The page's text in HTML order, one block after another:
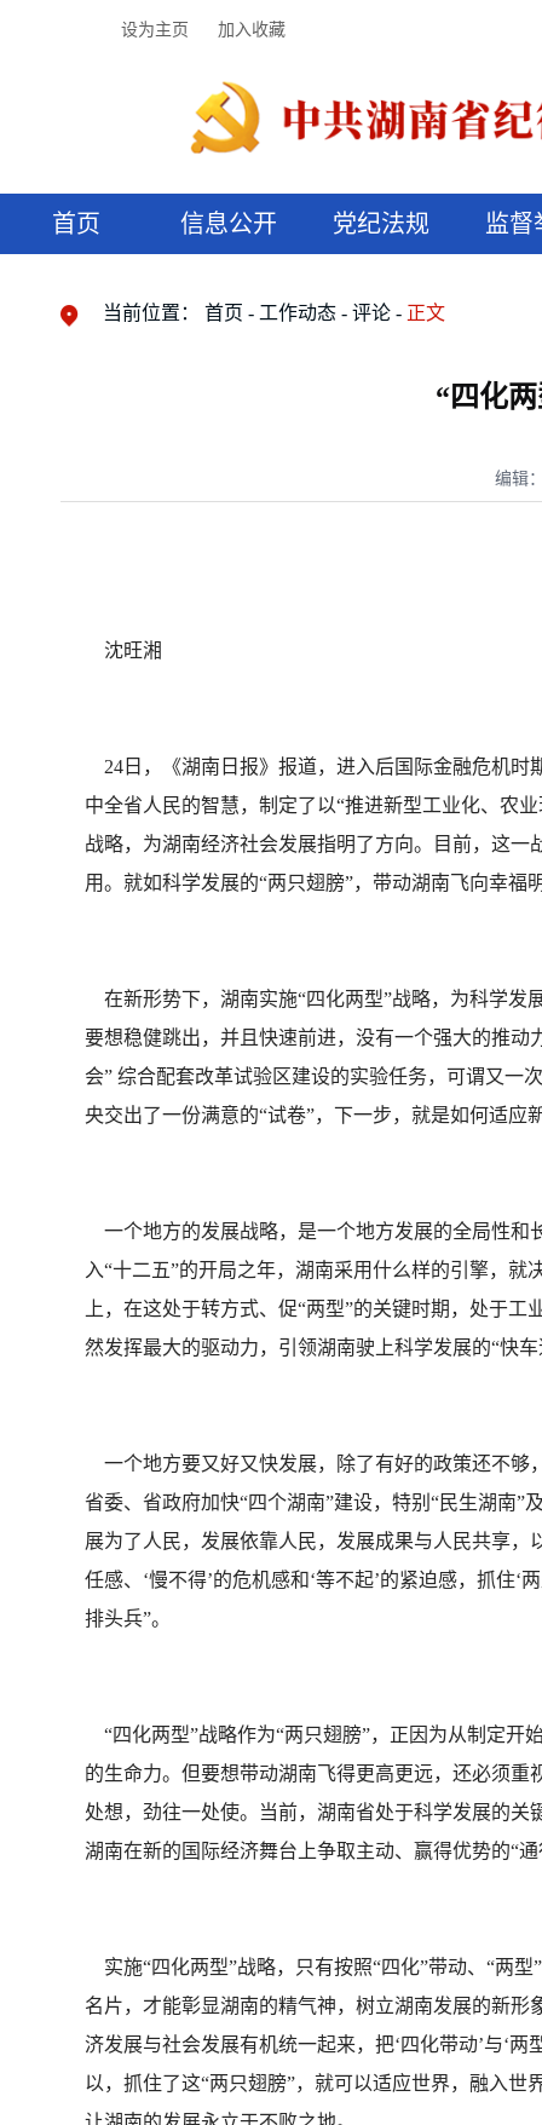
设为主页 加入收藏
首页 信息公开 党纪法规 监督
当前位置： 首页 工作动态 评论 正文
“四化
编辑
沈旺湘
24日，《湖南日报》报道，进入后国际金融危机时
中全省人民的智慧，制定了以“推进新型工业化、农
战略，为湖南经济社会发展指明了方向。目前，这
用。就如科学发展的“两只翅膀”，带动湖南飞向幸福
在新形势下，湖南实施“四化两型”战略，为科学发
要想稳健跳出，并且快速前进，没有一个强大的推动
会” 综合配套改革试验区建设的实验任务，可谓又一
央交出了一份满意的“试卷”，下一步，就是如何适应
一个地方的发展战略，是一个地方发展的全局性和
入“十二五”的开局之年，湖南采用什么样的引擎，
上，在这处于转方式、促“两型”的关键时期，处于
然发挥最大的驱动力，引领湖南驶上科学发展的“快车
一个地方要又好又快发展，除了有好的政策还不够
省委、省政府加快“四个湖南”建设，特别“民生湖南
展为了人民，发展依靠人民，发展成果与人民共享，
任感、‘慢不得’的危机感和‘等不起’的紧迫感，抓住
排头兵”。
“四化两型”战略作为“两只翅膀”，正因为从制定开
的生命力。但要想带动湖南飞得更高更远，还必须
处想，劲往一处使。当前，湖南省处于科学发展的关
湖南在新的国际经济舞台上争取主动、赢得优势的“通
实施“四化两型”战略，只有按照“四化”带动、“两型
名片，才能彰显湖南的精气神，树立湖南发展的新
济发展与社会发展有机统一起来，把‘四化带动’与‘
以，抓住了这“两只翅膀”，就可以适应世界，融入